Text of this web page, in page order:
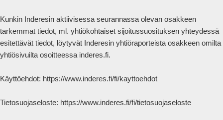
Kunkin Inderesin aktiivisessa seurannassa olevan osakkeen
tarkemmat tiedot, ml. yhtiökohtaiset sijoitussuosituksen yhteydessä
esitettävät tiedot, löytyvät Inderesin yhtiöraporteista osakkeen omilta
yhtiösivuilta osoitteessa inderes.fi.
Käyttöehdot: https://www.inderes.fi/fi/kayttoehdot
Tietosuojaseloste: https://www.inderes.fi/fi/tietosuojaseloste